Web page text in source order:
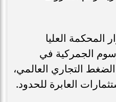
المحكمة العليا
الجمركية في
تخفيف الضغط التجاري العالمي،
العابرة للحدود.